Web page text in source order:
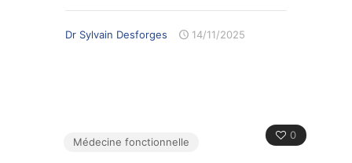
Dr Sylvain Desforges 14/11/2025
0
Médecine fonctionnelle